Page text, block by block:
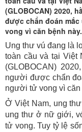
vú
(GLOBOCAN) 2020,
được chẩn đoán
vong vì căn bệnh này.
Ung thư vú đang là
toàn cầu và tại Việt
(GLOBOCAN)
người được chẩn
người tử vong vì căn
Ở Việt Nam, ung
ung thư ở nữ giới,
tử vong. Tuy tỷ lệ